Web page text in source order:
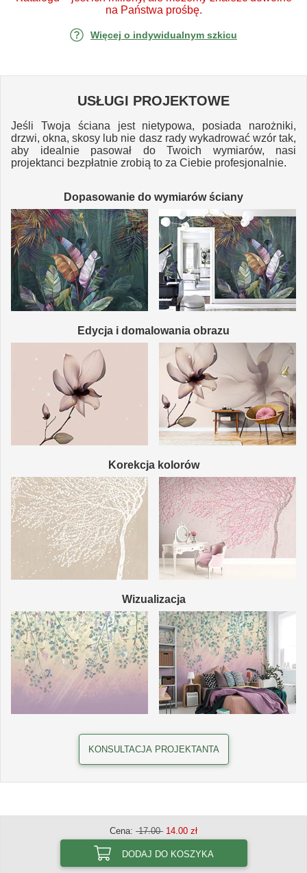
na Państwa prośbę.
Więcej o indywidualnym szkicu
USŁUGI PROJEKTOWE
Jeśli Twoja ściana jest nietypowa, posiada narożniki,
drzwi, okna, skosy lub nie dasz rady wykadrować wzór tak,
aby idealnie pasował do Twoich wymiarów, nasi
projektanci bezpłatnie zrobią to za Ciebie profesjonalnie.
Dopasowanie do wymiarów ściany
Edycja i domalowania obrazu
Korekcja kolorów
Wizualizacja
KONSULTACJA PROJEKTANTA
Cena: 17.00 14.00 zł
DODAJ DO KOSZYKA